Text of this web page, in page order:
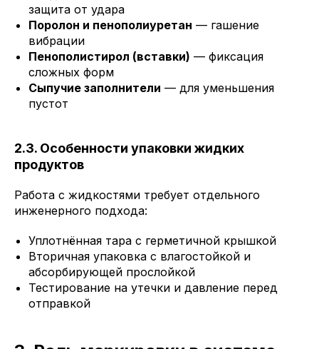
защита от удара
Поролон и пенополиуретан — гашение
вибрации
Пенополистирол (вставки) — фиксация
сложных форм
Сыпучие заполнители — для уменьшения
пустот
2.3. Особенности упаковки жидких
продуктов
Работа с жидкостями требует отдельного
инженерного подхода:
Уплотнённая тара с герметичной крышкой
Вторичная упаковка с влагостойкой и
абсорбирующей прослойкой
Тестирование на утечки и давление перед
отправкой